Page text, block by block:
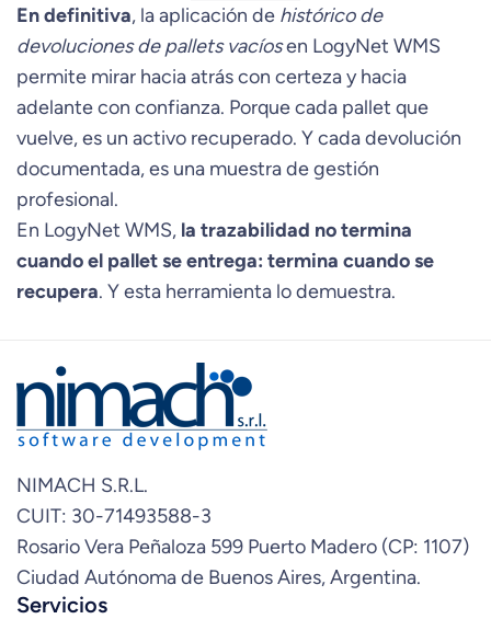
En definitiva, la aplicación de histórico de
devoluciones de pallets vacíosen LogyNet WMS
permite mirar hacia atrás con certeza y hacia
adelante con confianza. Porque cada pallet que
vuelve, es un activo recuperado. Y cada devolución
documentada, es una muestra de gestión
profesional.
En LogyNet WMS, la trazabilidad no termina
cuando el pallet se entrega: termina cuando se
recupera. Y esta herramienta lo demuestra.
NIMACH S.R.L.
CUIT: 30-71493588-3
Rosario Vera Peñaloza 599 Puerto Madero (CP: 1107)
Ciudad Autónoma de Buenos Aires, Argentina.
Servicios